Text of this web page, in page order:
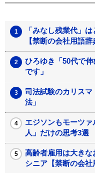
「みなし残業代」
【禁断の会社用語辞
ひろゆき「50代で
です」
司法試験のカリス
法」
エジソンもモーツ
人」だけの思考3選
高齢者雇用は大き
シニア【禁断の会社